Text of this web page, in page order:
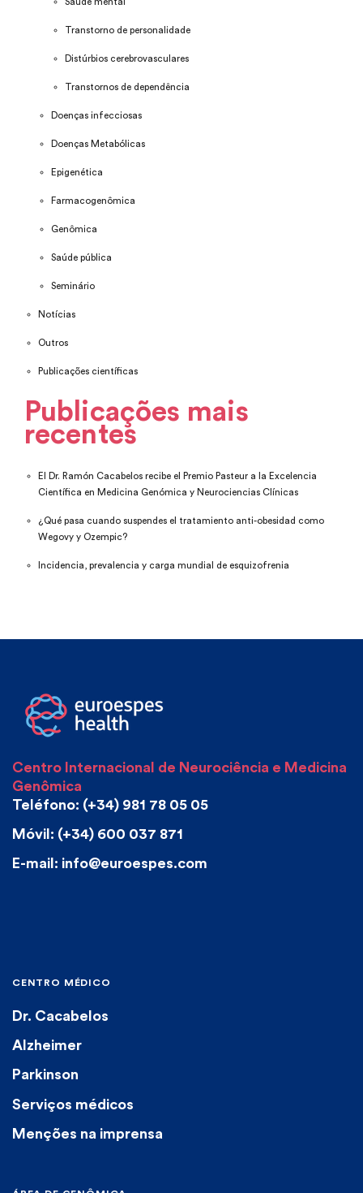
Saúde mental
Transtorno de personalidade
Distúrbios cerebrovasculares
Transtornos de dependência
Doenças infecciosas
Doenças Metabólicas
Epigenética
Farmacogenômica
Genômica
Saúde pública
Seminário
Notícias
Outros
Publicações científicas
Publicações mais
recentes
El Dr. Ramón Cacabelos recibe el Premio Pasteur a la Excelencia
Científica en Medicina Genómica y Neurociencias Clínicas
¿Qué pasa cuando suspendes el tratamiento anti-obesidad como
Wegovy y Ozempic?
Incidencia, prevalencia y carga mundial de esquizofrenia
Centro Internacional de Neurociência e Medicina
Genômica
Teléfono: (+34) 981 78 05 05
Móvil: (+34) 600 037 871
E-mail: info@euroespes.com
CENTRO MÉDICO
Dr. Cacabelos
Alzheimer
Parkinson
Serviços médicos
Menções na imprensa